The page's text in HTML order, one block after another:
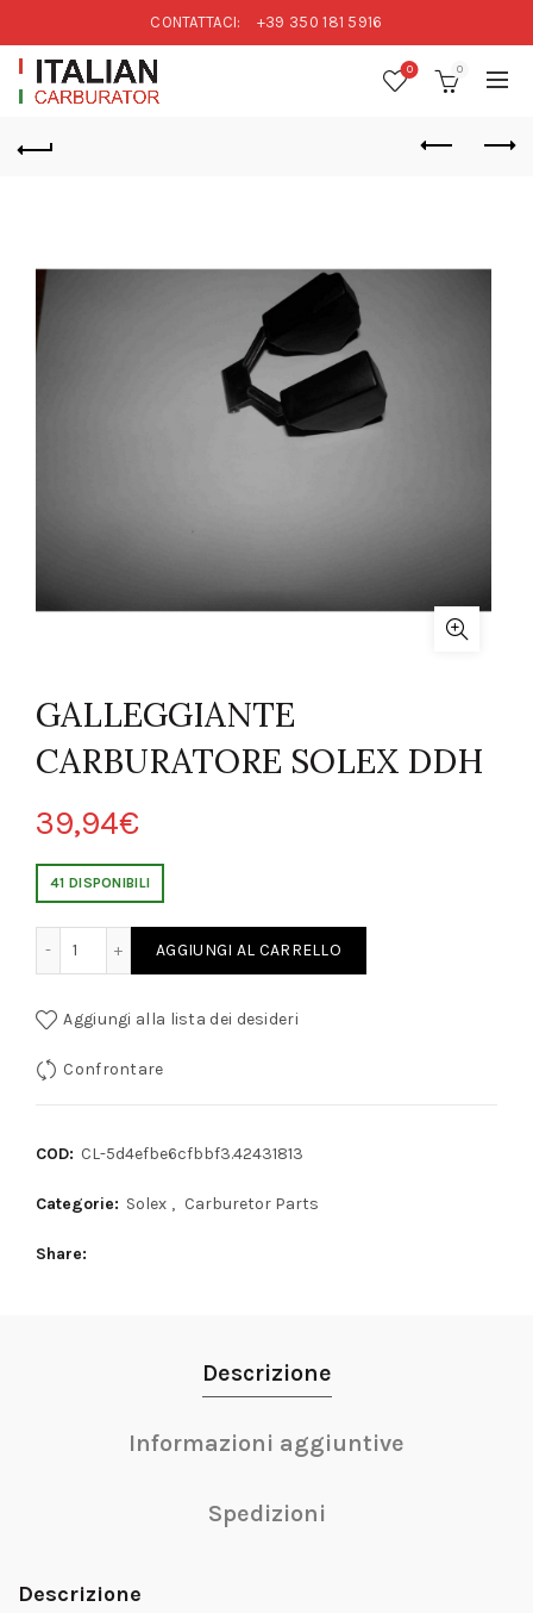
CONTATTACI: +39 350 181 5916
0 0
GALLEGGIANTE
CARBURATORE SOLEX DDH
39,94€
41 DISPONIBILI
AGGIUNGI AL CARRELLO
Aggiungi alla lista dei desideri
Confrontare
COD: CL-5d4efbe6cfbbf3.42431813
Categorie: Solex , Carburetor Parts
Share
Descrizione
Informazioni aggiuntive
Spedizioni
Descrizione